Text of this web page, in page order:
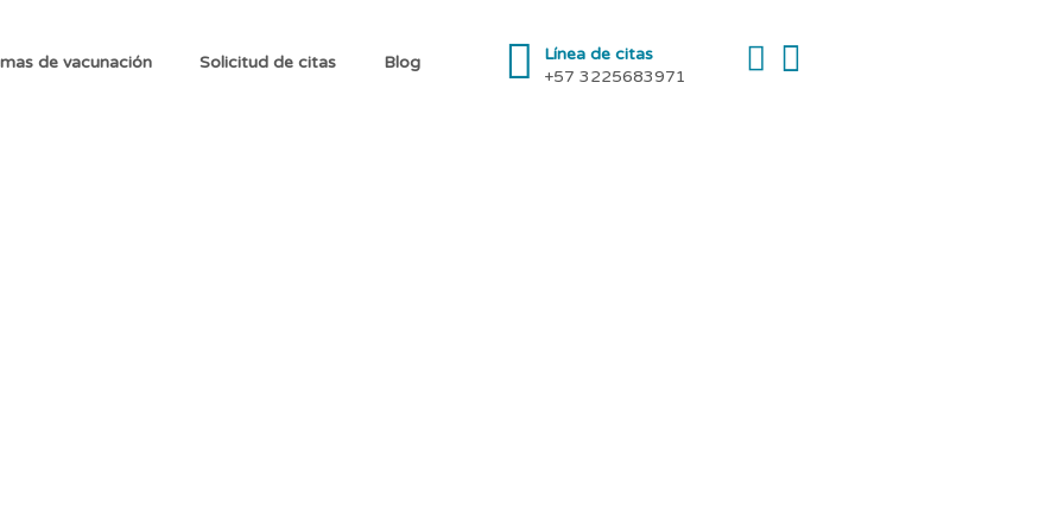
de vacunación Solicitud de citas Blog
Línea de citas
+57 3225683971